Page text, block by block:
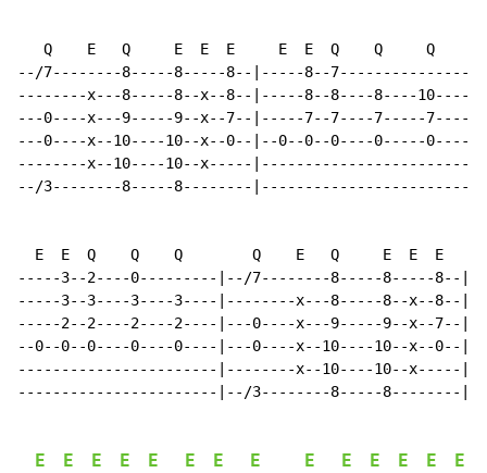
Q    E   Q     E  E  E     E  E  Q    Q     Q
--/7--------8-----8-----8--|-----8--7---------------
--------x---8-----8--x--8--|-----8--8----8----10----
---0----x---9-----9--x--7--|-----7--7----7-----7----
---0----x--10----10--x--0--|--0--0--0----0-----0----
--------x--10----10--x-----|------------------------
--/3--------8-----8--------|------------------------
E  E  Q    Q    Q        Q    E   Q     E  E  E
-----3--2----0---------|--/7--------8-----8-----8--
-----3--3----3----3----|--------x---8-----8--x--8--
-----2--2----2----2----|---0----x---9-----9--x--7--
--0--0--0----0----0----|---0----x--10----10--x--0--
-----------------------|--------x--10----10--x-----
-----------------------|--/3--------8-----8--------
E E E E E E E E E E E E E E